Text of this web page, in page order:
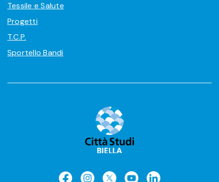
Tessile e Salute
Progetti
T.C.P.
Sportello Bandi